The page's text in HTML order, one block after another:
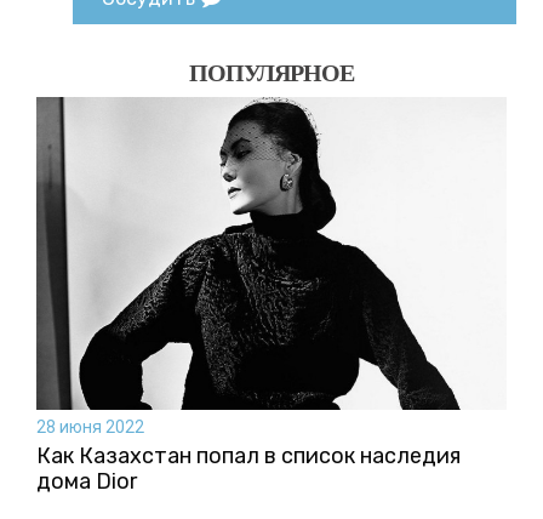
ПОПУЛЯРНОЕ
28 июня 2022
Как Казахстан попал в список наследия
дома Dior